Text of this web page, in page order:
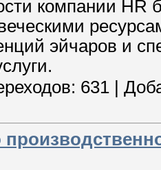
компании HR
эйчаров и
631 |